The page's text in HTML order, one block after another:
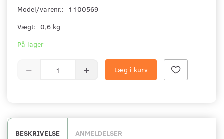
Model/varenr.:
1100569
Vægt: 0,6 kg
På lager
Læg i kurv
BESKRIVELSE ANMELDELSER